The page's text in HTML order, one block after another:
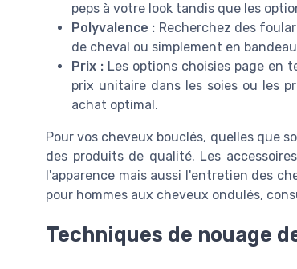
peps à votre look tandis que les
Polyvalence : Recherchez des
de cheval ou simplement en
Prix : Les options choisies page en
prix unitaire dans les soies ou les
achat optimal.
Pour vos cheveux bouclés, quelles que
des produits de qualité. Les
l'apparence mais aussi l'entretien des
pour hommes aux cheveux ondulés,
Techniques de nouage